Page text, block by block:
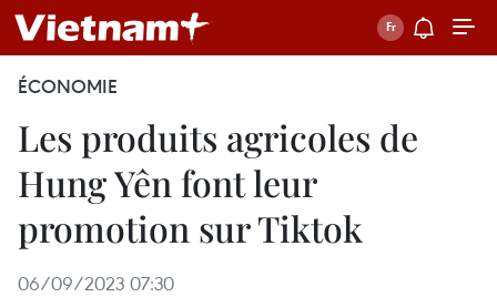
ÉCONOMIE
Les produits agricoles de
Hung Yên font leur
promotion sur Tiktok
06/09/2023 07:30